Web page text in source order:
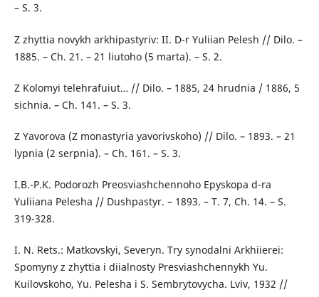
– S. 3.
Z zhyttia novykh arkhipastyriv: II. D-r Yuliian Pelesh // Dilo. –
1885. – Ch. 21. – 21 liutoho (5 marta). – S. 2.
Z Kolomyi telehrafuiut… // Dilo. – 1885, 24 hrudnia / 1886, 5
sichnia. – Ch. 141. – S. 3.
Z Yavorova (Z monastyria yavorivskoho) // Dilo. – 1893. – 21
lypnia (2 serpnia). – Ch. 161. – S. 3.
I.B.-P.K. Podorozh Preosviashchennoho Epyskopa d-ra
Yuliiana Pelesha // Dushpastyr. – 1893. – T. 7, Ch. 14. – S.
319-328.
I. N. Rets.: Matkovskyi, Severyn. Try synodalni Arkhiierei:
Spomyny z zhyttia i diialnosty Presviashchennykh Yu.
Kuilovskoho, Yu. Pelesha i S. Sembrytovycha. Lviv, 1932 //